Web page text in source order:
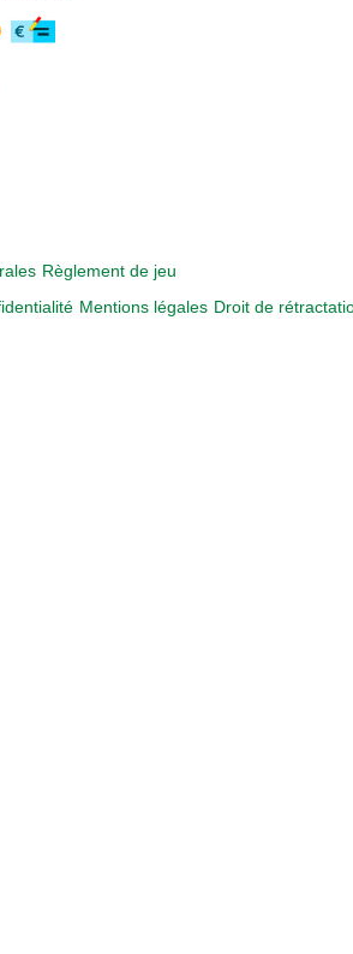
Règlement de jeu
Mentions légales Droit de